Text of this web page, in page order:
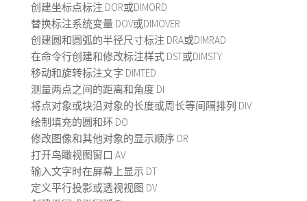
创建坐标点标注 DOR或DIMORD
替换标注系统变量 DOV或DIMOVER
创建圆和圆弧的半径尺寸标注 DRA或DIMRAD
在命令行创建和修改标注样式 DST或DIMSTY
移动和旋转标注文字 DIMTED
测量两点之间的距离和角度 DI
将点对象或块沿对象的长度或周长等间隔排列 DIV
绘制填充的圆和环 DO
修改图像和其他对象的显示顺序 DR
打开鸟瞰视图窗口 AV
输入文字时在屏幕上显示 DT
定义平行投影或透视视图 DV